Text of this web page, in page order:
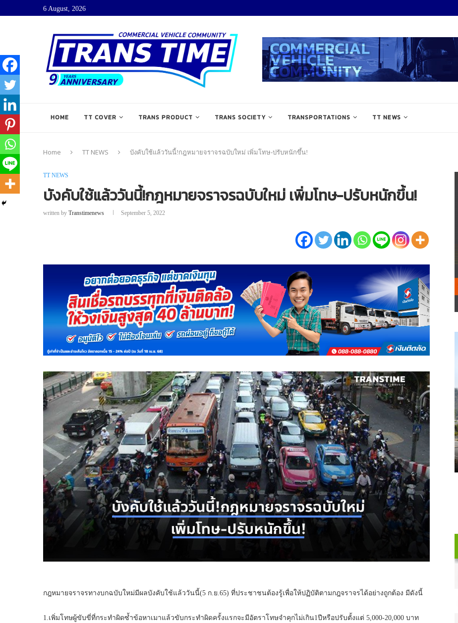
6 August, 2026
HOME TT COVER TRANS PRODUCT TRANS SOCIETY TRANSPORTATIONS TT NEWS
Home TT NEWS บังคับใช้แล้ววันนี้!กฎหมายจราจรฉบับใหม่ เพิ่มโทษ-ปรับหนักขึ้น!
TT NEWS
บังคับใช้แล้ววันนี้!กฎหมายจราจรฉบับใหม่ เพิ่มโทษ-ปรับหนักขึ้น!
written by Transtimenews September 5, 2022
กฎหมายจราจรทางบกฉบับใหม่มีผลบังคับใช้แล้ววันนี้(5 ก.ย.65) ที่ประชาชนต้องรู้เพื่อให้ปฏิบัติตามกฎจราจรได้อย่างถูกต้อง มีดังนี้
1.เพิ่มโทษผู้ขับขี่ที่กระทำผิดซ้ำข้อหาเมาแล้วขับกระทำผิดครั้งแรกจะมีอัตราโทษจำคุกไม่เกิน1ปีหรือปรับตั้งแต่ 5,000-20,000 บาท